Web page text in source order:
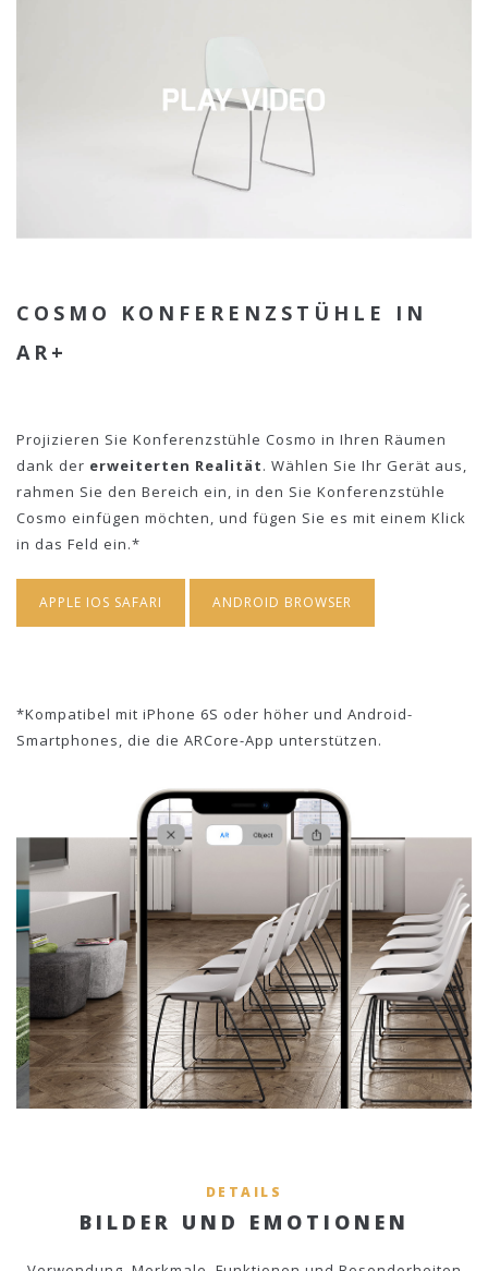
COSMO KONFERENZSTÜHLE IN
AR+
Projizieren Sie Konferenzstühle Cosmo in Ihren Räumen
dank der erweiterten Realität. Wählen Sie Ihr Gerät aus,
rahmen Sie den Bereich ein, in den Sie Konferenzstühle
Cosmo einfügen möchten, und fügen Sie es mit einem Klick
in das Feld ein.*
APPLE IOS SAFARI ANDROID BROWSER
*Kompatibel mit iPhone 6S oder höher und Android-
Smartphones, die die ARCore-App unterstützen.
DETAILS
BILDER UND EMOTIONEN